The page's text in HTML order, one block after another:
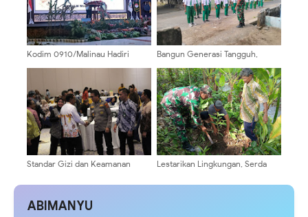
Kodim 0910/Malinau Hadiri
Bangun Generasi Tangguh,
Pelatihan PBB kepada Siswa MI
Nurul Islam 1
Standar Gizi dan Keamanan
Dokkes Polda Papua Hadiri
Bergizi Gratis
Lestarikan Lingkungan, Serda
Sidodadi Tanam Pohon Melalui
ABIMANYU